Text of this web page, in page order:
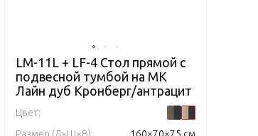
LM-11L + LF-4 Стол прямой с
подвесной тумбой на МК
Лайн дуб Кронберг/антрацит
Цвет: